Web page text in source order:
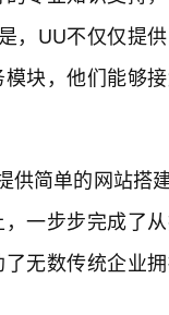
，UU不仅仅提
块，他们能够
供简单的网站搭
一步步完成了
无数传统企业